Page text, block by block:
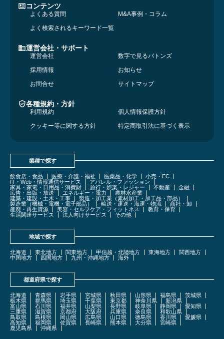
コンテンツ
よくある質問
M&A事例・コラム
よく検索されるキーワード一覧
運営会社・サポート
運営会社
数字で見るバトンズ
採用情報
お知らせ
お問合せ
サイトマップ
各種規約・方針
利用規約
個人情報保護方針
クッキー等に関する方針
特定商取引法に基づく表示
業種で探す
飲食店・食品 医療・介護・福祉 医薬品・化学
小売・EC
IT・Web・情報通信サービス
アパレル・ファッション
家具・家電・日用品・消費財
旅行・娯楽・レジャー 不動産
金融
広告・出版・放送
エネルギー・電力
農林水産業
建築・建設・土木・工事
製造・加工業（素材加工・加工品・部品）
製造業（機械・電機・電子部品）
輸送・運送・海運・物流
商社・卸
産廃・再生資源
美容・セルフケア・フィットネス
教育・保育
生活関連サービス
法人向けサービス その他
地域で探す
北海道 東北地方 関東地方 甲信越・北陸地方 東海地方
関西地方
中国地方
四国地方 九州・沖縄地方 海外
都道府県で探す
北海道 青森県 岩手県 宮城県 秋田県 山形県 福島県
茨城県
栃木県
群馬県 埼玉県 千葉県 東京都 神奈川県
新潟県
富山県
石川県 福井県 山梨県 長野県 岐阜県 静岡県
愛知県
三重県
滋賀県 京都府 大阪府 兵庫県 奈良県
和歌山県
鳥取県
島根県 岡山県 広島県 山口県 徳島県 香川県
愛媛県
高知県
福岡県 佐賀県 長崎県 熊本県 大分県
宮崎県
鹿児島県
沖縄県